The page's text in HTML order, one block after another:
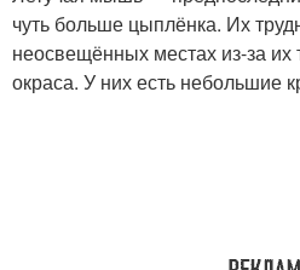
чуть больше цыплёнка. Их
неосвещённых местах из-за их
окраса. У них есть небольшие